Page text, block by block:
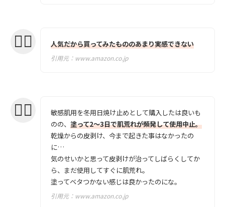
人気だから買ってみたもののあまり実感できない
引用元： www.amazon.co.jp
敏感肌用を冬用日焼け止めとして購入したは良いも
のの、 塗って2〜3日で肌荒れが頻発して使用中止。
乾燥からの皮剥け、今まで起きた事はなかったの
に…
気のせいかと思って皮剥けが治ってしばらくしてか
ら、まだ使用してすぐに肌荒れ。
塗ってベタつかない感じは良かったのにな。
引用元： www.amazon.co.jp